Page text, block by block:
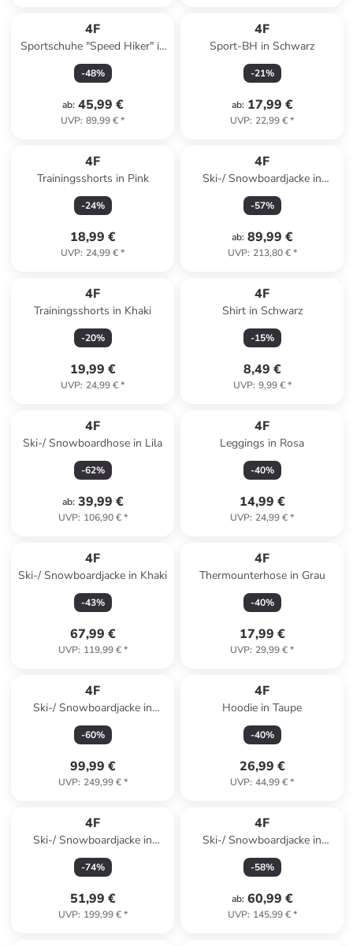
4F
Sportschuhe "Speed Hiker" in
Creme/ Pink
-48%
ab: 45,99 €
UVP: 89,99 €*
4F
Sport-BH in Schwarz
-21%
ab: 17,99 €
UVP: 22,99 €*
4F
Trainingsshorts in Pink
-24%
18,99 €
UVP: 24,99 €*
4F
Ski-/ Snowboardjacke in
Creme
-57%
ab: 89,99 €
UVP: 213,80 €*
4F
Trainingsshorts in Khaki
-20%
19,99 €
UVP: 24,99 €*
4F
Shirt in Schwarz
-15%
8,49 €
UVP: 9,99 €*
4F
Ski-/ Snowboardhose in Lila
-62%
ab: 39,99 €
UVP: 106,90 €*
4F
Leggings in Rosa
-40%
14,99 €
UVP: 24,99 €*
4F
Ski-/ Snowboardjacke in Khaki
-43%
67,99 €
UVP: 119,99 €*
4F
Thermounterhose in Grau
-40%
17,99 €
UVP: 29,99 €*
4F
Ski-/ Snowboardjacke in
Schwarz/ Anthrazit
-60%
99,99 €
UVP: 249,99 €*
4F
Hoodie in Taupe
-40%
26,99 €
UVP: 44,99 €*
4F
Ski-/ Snowboardjacke in
Schwarz
-74%
51,99 €
UVP: 199,99 €*
4F
Ski-/ Snowboardjacke in
Schwarz
-58%
ab: 60,99 €
UVP: 145,99 €*